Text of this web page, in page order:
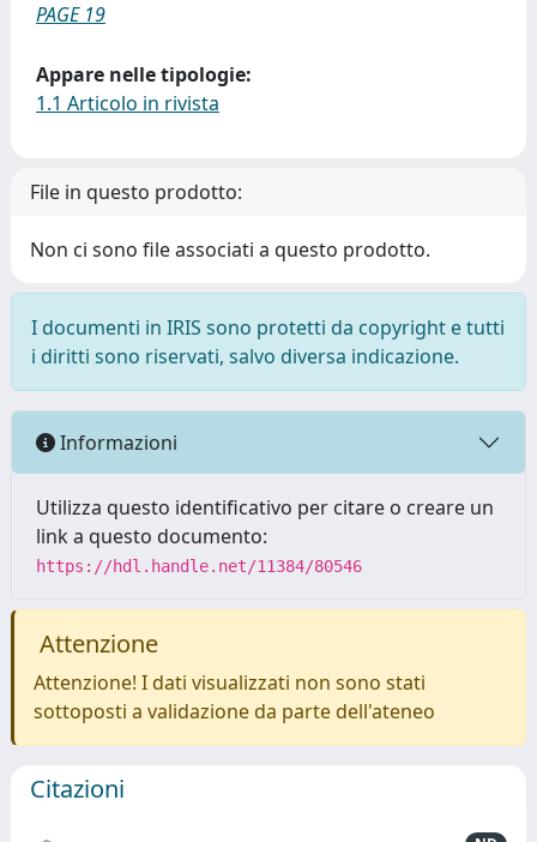
PAGE 19
Appare nelle tipologie:
1.1 Articolo in rivista
File in questo prodotto:
Non ci sono file associati a questo prodotto.
I documenti in IRIS sono protetti da copyright e tutti
i diritti sono riservati, salvo diversa indicazione.
Informazioni
Utilizza questo identificativo per citare o creare un
link a questo documento:
https://hdl.handle.net/11384/80546
Attenzione
Attenzione! I dati visualizzati non sono stati
sottoposti a validazione da parte dell'ateneo
Citazioni